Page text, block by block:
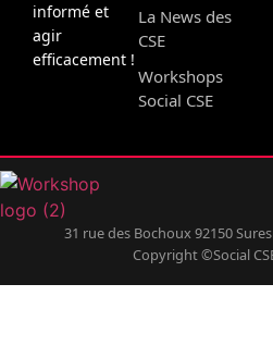
informé et
agir
efficacement !
La News des
CSE
Workshops
Social CSE
31 rue des Bochoux 92150
Copyright ©Social